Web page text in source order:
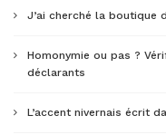
J’ai cherché la boutique
Homonymie ou pas ?
déclarants
L’accent nivernais écrit